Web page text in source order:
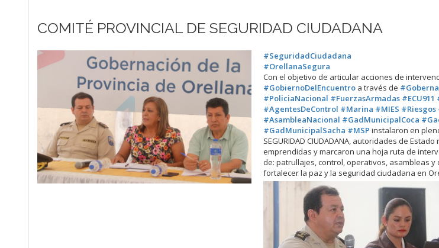
COMITÉ PROVINCIAL DE SEGURIDAD CIUDADANA
#SeguridadCiudadana
#OrellanaSegura
Con el objetivo de articular acciones de
#GobiernoDelEncuentro a través de
#PoliciaNacional #FuerzasArmadas #ECU911
#AgentesDeControl #Marina #MIES #Riesgos
#AsambleaNacional #GadMunicipalCoca
#GadMunicipalSacha #MSP instalaron en pleno
SEGURIDAD CIUDADANA, autoridades de
emprendidas y marcaron una hoja ruta de
de: patrullajes, control, operativos, asambleas
fortalecer la paz y la seguridad ciudadana en